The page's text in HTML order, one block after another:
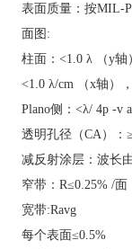
表面质量：按MIL-
面图:
柱面：<1.0 λ （y轴
<1.0 λ/cm （x轴）
Plano侧：<λ/ 4p -v
透明孔径（CA）：
减反射涂层：波长
窄带：R≤0.25% /面
宽带:Ravg
每个表面≤0.5%